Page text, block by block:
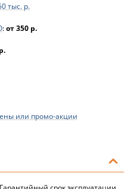
тыс. р.
:от 350 р.
или промо-акции